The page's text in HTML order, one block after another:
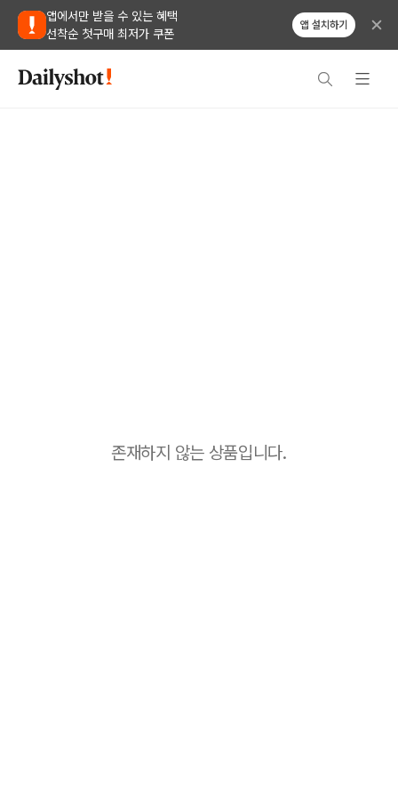
앱에서만 받을 수 있는 혜택
선착순 첫구매 최저가 쿠폰
앱 설치하기
존재하지 않는 상품입니다.